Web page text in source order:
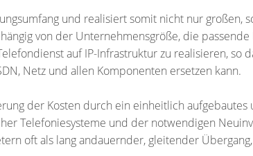
und realisiert somit nicht nur großen,
von der Unternehmensgröße, die passende
auf IP-Infrastruktur zu realisieren, so
Netz und allen Komponenten ersetzen kann.
der Kosten durch ein einheitlich
Telefoniesysteme und der notwendigen
oft als lang andauernder, gleitender